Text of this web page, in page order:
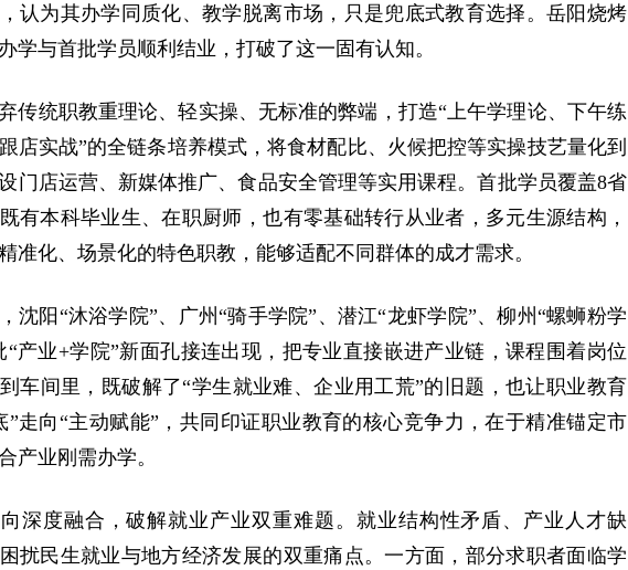
认为其办学同质化、教学脱离市场，只是兜底式教育选择。岳阳烧烤
学与首批学员顺利结业，打破了这一固有认知。
传统职教重理论、轻实操、无标准的弊端，打造“上午学理论、下午练
店实战”的全链条培养模式，将食材配比、火候把控等实操技艺量化到
门店运营、新媒体推广、食品安全管理等实用课程。首批学员覆盖8省
有本科毕业生、在职厨师，也有零基础转行从业者，多元生源结构，
准化、场景化的特色职教，能够适配不同群体的成才需求。
沈阳“沐浴学院”、广州“骑手学院”、潜江“龙虾学院”、柳州“螺蛳粉学
产业+学院”新面孔接连出现，把专业直接嵌进产业链，课程围着岗位
车间里，既破解了“学生就业难、企业用工荒”的旧题，也让职业教育
”走向“主动赋能”，共同印证职业教育的核心竞争力，在于精准锚定市
产业刚需办学。
深度融合，破解就业产业双重难题。就业结构性矛盾、产业人才缺
扰民生就业与地方经济发展的双重痛点。一方面，部分求职者面临学